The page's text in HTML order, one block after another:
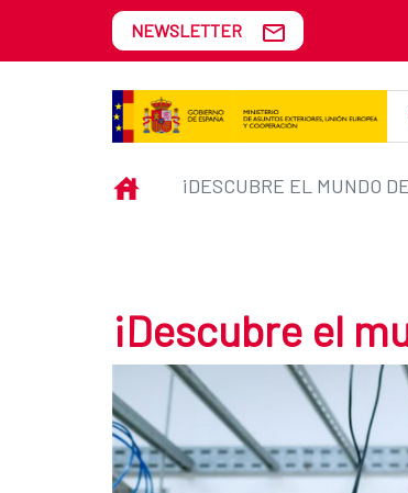
Skip to Main Content
¡Descubre el mundo de la
NEWSLETTER
INICIO
¡Descubre el